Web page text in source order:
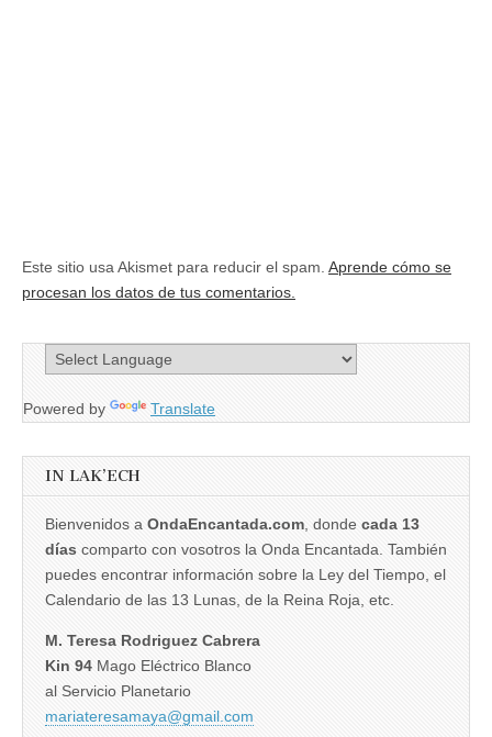
Este sitio usa Akismet para reducir el spam. Aprende cómo se
procesan los datos de tus comentarios.
Powered by Translate
IN LAK’ECH
Bienvenidos a OndaEncantada.com , donde cada 13
días comparto con vosotros la Onda Encantada. También
puedes encontrar información sobre la Ley del Tiempo, el
Calendario de las 13 Lunas, de la Reina Roja, etc.
M. Teresa Rodriguez Cabrera
Kin 94 Mago Eléctrico Blanco
al Servicio Planetario
mariateresamaya@gmail.com